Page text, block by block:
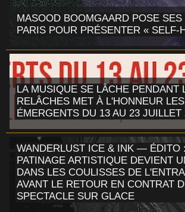
MASOOD BOOMGAARD POSE SES
PARIS POUR PRÉSENTER « SELF-
LA MUSIQUE SE LÂCHE PENDANT
RELÂCHES MET À L'HONNEUR
ÉMERGENTS DU 13 AU 23 JUILLET
WANDERLUST ICE & INK — ÉDITO
PATINAGE ARTISTIQUE DEVIENT
DANS LES COULISSES DE
AVANT LE RETOUR EN CONTRAT
SPECTACLE SUR GLACE